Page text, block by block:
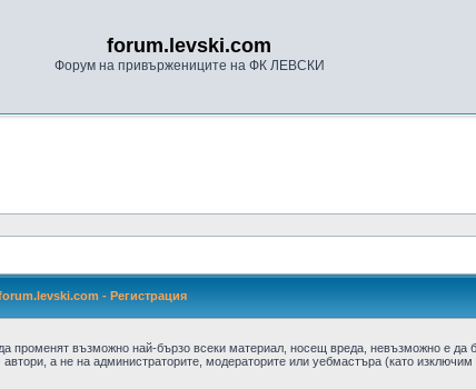
forum.levski.com
Форум на привържениците на ФК ЛЕВСКИ
- Регистрация
променят възможно най-бързо всеки материал, носещ вреда, невъзможно е да
а не на администраторите, модераторите или уебмастъра (като